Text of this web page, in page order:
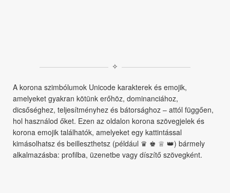
✧
A korona szimbólumok Unicode karakterek és emojik,
amelyeket gyakran kötünk erőhöz, dominanciához,
dicsőséghez, teljesítményhez és bátorsághoz – attól függően,
hol használod őket. Ezen az oldalon korona szövegjelek és
korona emojik találhatók, amelyeket egy kattintással
kimásolhatsz és beilleszthetsz (például ♛ ♚ ♕ 👑) bármely
alkalmazásba: profilba, üzenetbe vagy díszítő szövegként.